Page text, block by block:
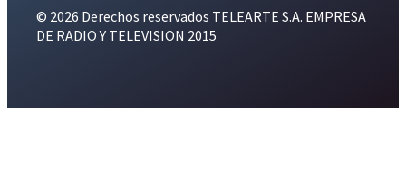
© 2026 Derechos reservados TELEARTE S.A. EMPRESA
DE RADIO Y TELEVISION 2015